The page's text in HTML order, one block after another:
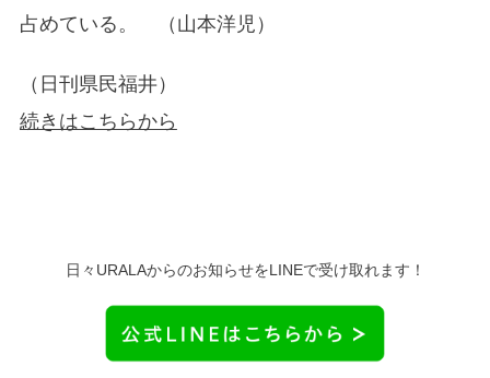
占めている。 （山本洋児）
（日刊県民福井）
続きはこちらから
日々URALAからのお知らせをLINEで受け取れます！